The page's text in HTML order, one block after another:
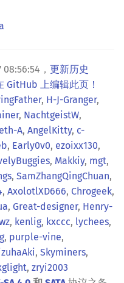
， 更新历史
GitHub 上编辑此页！
, H-J-Granger,
, NachtgeistW,
A, AngelKitty, c-
, Early0v0, ezoixx130,
, Makkiy, mgt,
, SamZhangQingChuan,
, AxolotlXD666, Chrogeek,
, Great-designer, Henry-
, kenlig, kxccc, lychees,
, purple-vine,
, Skyminers,
, zryi2003